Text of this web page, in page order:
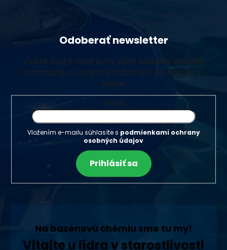
Odoberať newsletter
Vložte svoj e-mail a my Vám budeme zasielať
informácie o nových produktoch na našom e-
shope.
Email
Vložením e-mailu súhlasíte s podmienkami ochrany
osobných údajov
Prihlásiť sa
Na bazénovú chémiu sme tu my!
Vitajte u lídra v starostlivosti